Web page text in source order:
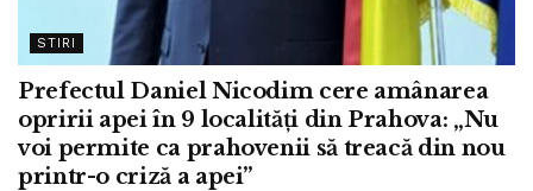
STIRI
Prefectul Daniel Nicodim cere amânarea
opririi apei în 9 localități din Prahova: „Nu
voi permite ca prahovenii să treacă din nou
printr-o criză a apei”